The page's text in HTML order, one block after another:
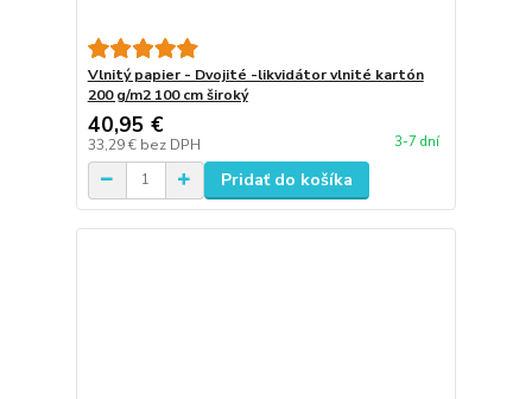
Vlnitý papier - Dvojité -likvidátor vlnité kartón
200 g/m2 100 cm široký
40,95 €
33,29 € bez DPH 3-7 dní
Pridať do košíka